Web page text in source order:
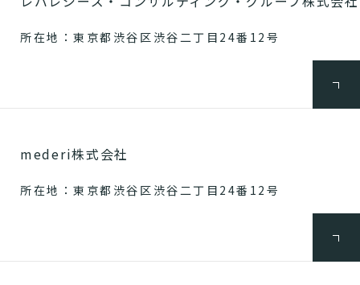
所在地：東京都渋谷区渋谷二丁目24番12号
mederi株式会社
所在地：東京都渋谷区渋谷二丁目24番12号